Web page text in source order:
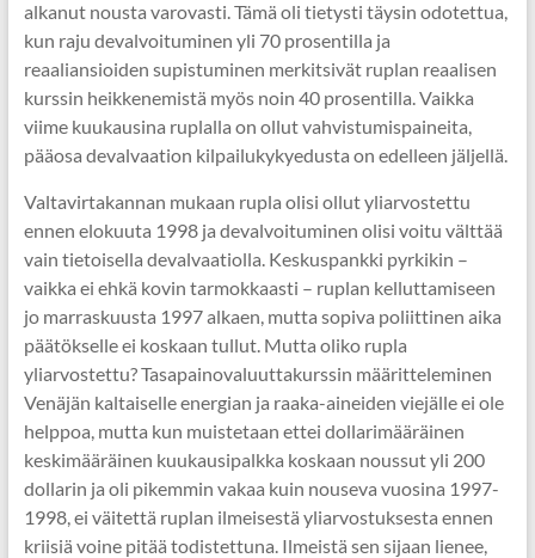
alkanut nousta varovasti. Tämä oli tietysti täysin odotettua,
kun raju devalvoituminen yli 70 prosentilla ja
reaaliansioiden supistuminen merkitsivät ruplan reaalisen
kurssin heikkenemistä myös noin 40 prosentilla. Vaikka
viime kuukausina ruplalla on ollut vahvistumispaineita,
pääosa devalvaation kilpailukykyedusta on edelleen jäljellä.
Valtavirtakannan mukaan rupla olisi ollut yliarvostettu
ennen elokuuta 1998 ja devalvoituminen olisi voitu välttää
vain tietoisella devalvaatiolla. Keskuspankki pyrkikin –
vaikka ei ehkä kovin tarmokkaasti – ruplan kelluttamiseen
jo marraskuusta 1997 alkaen, mutta sopiva poliittinen aika
päätökselle ei koskaan tullut. Mutta oliko rupla
yliarvostettu? Tasapainovaluuttakurssin määritteleminen
Venäjän kaltaiselle energian ja raaka-aineiden viejälle ei ole
helppoa, mutta kun muistetaan ettei dollarimääräinen
keskimääräinen kuukausipalkka koskaan noussut yli 200
dollarin ja oli pikemmin vakaa kuin nouseva vuosina 1997-
1998, ei väitettä ruplan ilmeisestä yliarvostuksesta ennen
kriisiä voine pitää todistettuna. Ilmeistä sen sijaan lienee,